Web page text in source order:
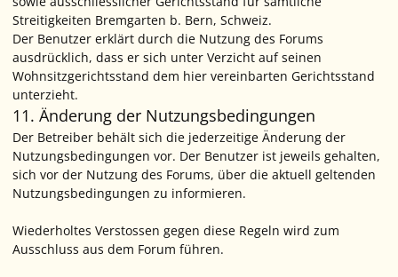
Streitigkeiten Bremgarten b. Bern, Schweiz.
Der Benutzer erklärt durch die Nutzung des Forums
ausdrücklich, dass er sich unter Verzicht auf seinen
Wohnsitzgerichtsstand dem hier vereinbarten Gerichtsstand
unterzieht.
11. Änderung der Nutzungsbedingungen
Der Betreiber behält sich die jederzeitige Änderung der
Nutzungsbedingungen vor. Der Benutzer ist jeweils gehalten,
sich vor der Nutzung des Forums, über die aktuell geltenden
Nutzungsbedingungen zu informieren.
Wiederholtes Verstossen gegen diese Regeln wird zum
Ausschluss aus dem Forum führen.